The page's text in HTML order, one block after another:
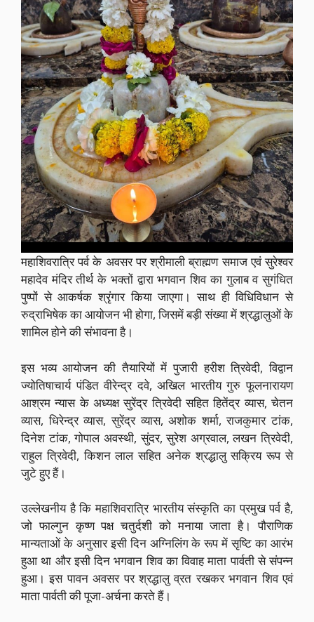
महाशिवरात्रि पर्व के अवसर पर श्रीमाली ब्राह्मण समाज एवं सुरेश्वर
महादेव मंदिर तीर्थ के भक्तों द्वारा भगवान शिव का गुलाब व सुगंधित
पुष्पों से आकर्षक श्रृंगार किया जाएगा। साथ ही विधिविधान से
रुद्राभिषेक का आयोजन भी होगा, जिसमें बड़ी संख्या में श्रद्धालुओं के
शामिल होने की संभावना है।
इस भव्य आयोजन की तैयारियों में पुजारी हरीश त्रिवेदी, विद्वान
ज्योतिषाचार्य पंडित वीरेन्द्र दवे, अखिल भारतीय गुरु फूलनारायण
आश्रम न्यास के अध्यक्ष सुरेंद्र त्रिवेदी सहित हितेंद्र व्यास, चेतन
व्यास, धिरेन्द्र व्यास, सुरेंद्र व्यास, अशोक शर्मा, राजकुमार टांक,
दिनेश टांक, गोपाल अवस्थी, सुंदर, सुरेश अग्रवाल, लखन त्रिवेदी,
राहुल त्रिवेदी, किशन लाल सहित अनेक श्रद्धालु सक्रिय रूप से
जुटे हुए हैं।
उल्लेखनीय है कि महाशिवरात्रि भारतीय संस्कृति का प्रमुख पर्व है,
जो फाल्गुन कृष्ण पक्ष चतुर्दशी को मनाया जाता है। पौराणिक
मान्यताओं के अनुसार इसी दिन अग्निलिंग के रूप में सृष्टि का आरंभ
हुआ था और इसी दिन भगवान शिव का विवाह माता पार्वती से संपन्न
हुआ। इस पावन अवसर पर श्रद्धालु व्रत रखकर भगवान शिव एवं
माता पार्वती की पूजा-अर्चना करते हैं।